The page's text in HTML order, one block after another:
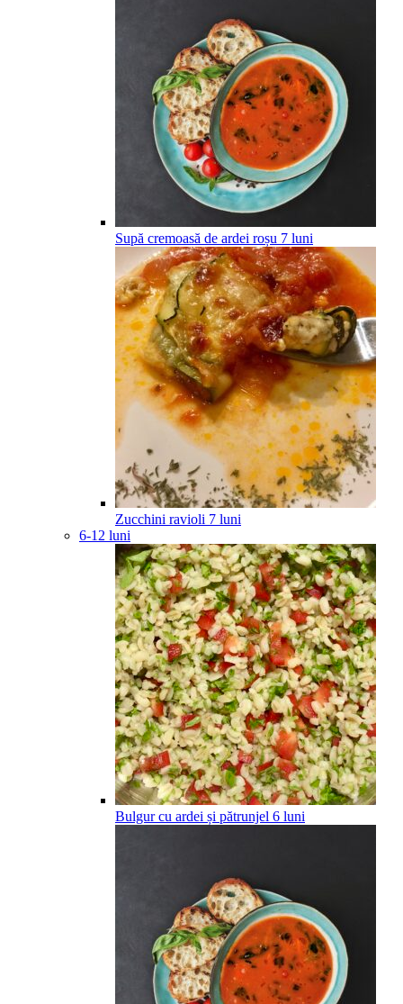
Supă cremoasă de ardei roșu 7 luni
Zucchini ravioli 7 luni
6-12 luni
Bulgur cu ardei și pătrunjel 6 luni